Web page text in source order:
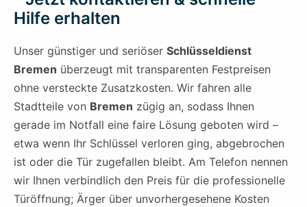
Hilfe erhalten
Unser günstiger und seriöser Schlüsseldienst
Bremen überzeugt mit transparenten Festpreisen
ohne versteckte Zusatzkosten. Wir fahren alle
Stadtteile von Bremen zügig an, sodass Ihnen
gerade im Notfall eine faire Lösung geboten wird –
etwa wenn Ihr Schlüssel verloren ging, abgebrochen
ist oder die Tür zugefallen bleibt. Am Telefon nennen
wir Ihnen verbindlich den Preis für die professionelle
Türöffnung; Ärger über unvorhergesehene Kosten